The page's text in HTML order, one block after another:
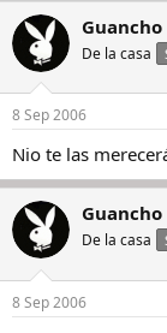
Guancho
De la casa
8 Sep 2006
Nio te las
Guancho
De la casa
8 Sep 2006